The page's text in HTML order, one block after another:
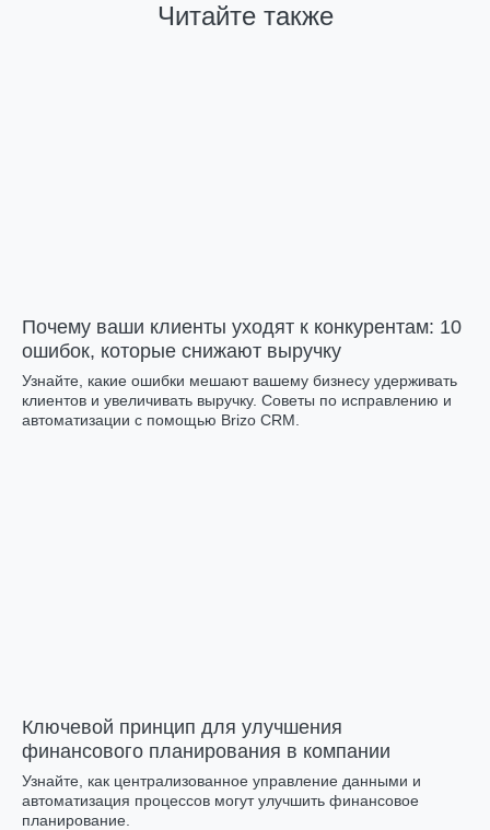
Читайте также
Почему ваши клиенты уходят к конкурентам: 10
ошибок, которые снижают выручку
Узнайте, какие ошибки мешают вашему бизнесу удерживать
клиентов и увеличивать выручку. Советы по исправлению и
автоматизации с помощью Brizo CRM.
Ключевой принцип для улучшения
финансового планирования в компании
Узнайте, как централизованное управление данными и
автоматизация процессов могут улучшить финансовое
планирование.